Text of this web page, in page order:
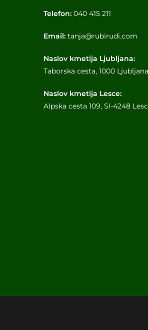
Telefon: 040 415 211
Email: tanja@rubirudi.com
Naslov kmetija Ljubljana:
Taborska cesta, 1000 Ljubljana
Naslov kmetija Lesce:
Alpska cesta 109, SI-4248